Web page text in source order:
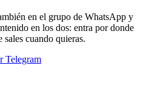
en el grupo de WhatsApp y
en los dos: entra por donde
cuando quieras.
Telegram